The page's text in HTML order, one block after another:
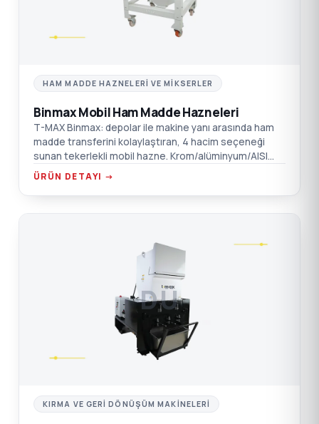
HAM MADDE HAZNELERI VE MIKSERLER
Binmax Mobil Ham Madde Hazneleri
T-MAX Binmax: depolar ile makine yanı arasında ham
madde transferini kolaylaştıran, 4 hacim seçeneği
sunan tekerlekli mobil hazne. Krom/alüminyum/AISI
304 SST seçenekleri.
ÜRÜN DETAYI →
DÜ
KIRMA VE GERI DÖNÜŞÜM MAKINELERI